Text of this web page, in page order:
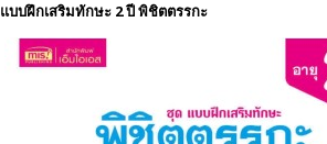
แบบฝึกเสริมทักษะ 2 ปี พิชิตตรรกะ